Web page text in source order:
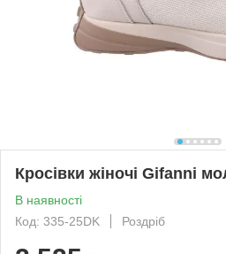
Кросівки жіночі Gifanni
В наявності
Код: 335-25DK
Роздріб